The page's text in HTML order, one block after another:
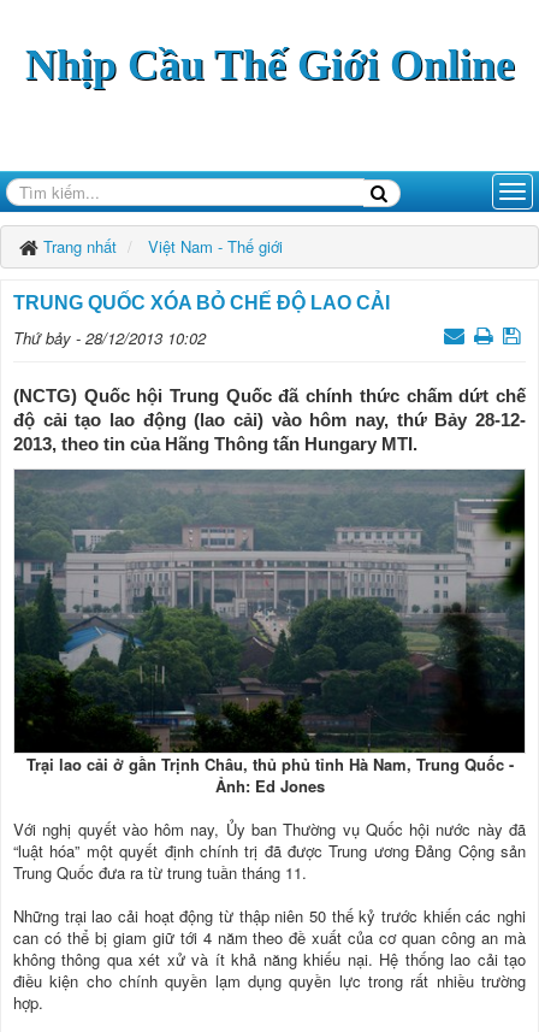
Nhịp Cầu Thế Giới Online
Trang nhất Việt Nam - Thế giới
TRUNG QUỐC XÓA BỎ CHẾ ĐỘ LAO CẢI
Thứ bảy - 28/12/2013 10:02
(NCTG) Quốc hội Trung Quốc đã chính thức chấm dứt chế
độ cải tạo lao động (lao cải) vào hôm nay, thứ Bảy 28-12-
2013, theo tin của Hãng Thông tấn Hungary MTI.
Trại lao cải ở gần Trịnh Châu, thủ phủ tỉnh Hà Nam, Trung Quốc -
Ảnh: Ed Jones
Với nghị quyết vào hôm nay, Ủy ban Thường vụ Quốc hội nước này đã
“luật hóa” một quyết định chính trị đã được Trung ương Đảng Cộng sản
Trung Quốc đưa ra từ trung tuần tháng 11.
Những trại lao cải hoạt động từ thập niên 50 thế kỷ trước khiến các nghi
can có thể bị giam giữ tới 4 năm theo đề xuất của cơ quan công an mà
không thông qua xét xử và ít khả năng khiếu nại. Hệ thống lao cải tạo
điều kiện cho chính quyền lạm dụng quyền lực trong rất nhiều trường
hợp.